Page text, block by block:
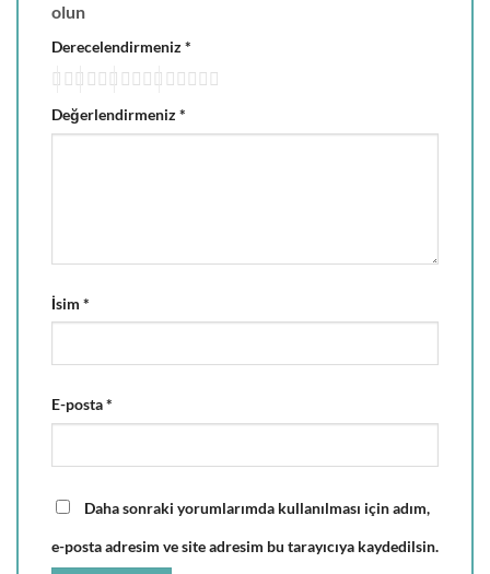
olun
Derecelendirmeniz*
Değerlendirmeniz*
İsim *
E-posta*
Daha sonraki yorumlarımda kullanılması için adım,
e-posta adresim ve site adresim bu tarayıcıya kaydedilsin.